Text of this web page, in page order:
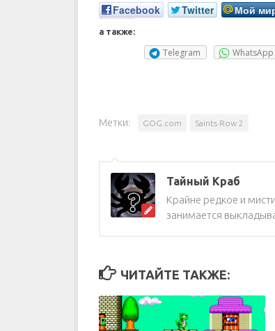
Facebook Twitter Мой
а также:
Telegram WhatsApp
Метки: GOG.com Saints Row 2
Тайный Краб
Крайне редкое и
занимается
ЧИТАЙТЕ ТАКЖЕ: